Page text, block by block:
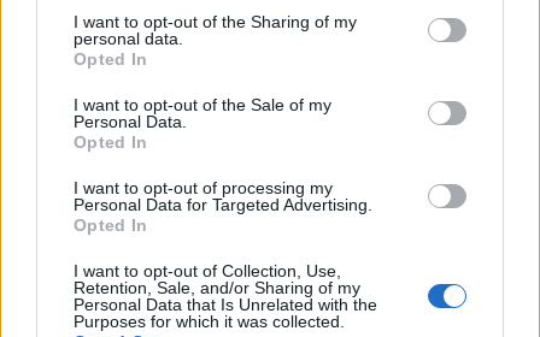
I want to opt-out of the Sharing of my
personal data.
Opted In
I want to opt-out of the Sale of my
Personal Data.
Opted In
I want to opt-out of processing my
Personal Data for Targeted Advertising.
Opted In
I want to opt-out of Collection, Use,
Retention, Sale, and/or Sharing of my
Personal Data that Is Unrelated with the
Purposes for which it was collected.
κατάφερε τελικά να συγκεντρώσει τα λύτρα.
Αφέθηκε ελεύθερος τον Ιούνιο,
τραυματισμένος
Στο μεταξύ, η φίλη του συνελήφθη όταν
Ταϊλάνδη. Αντιμετωπίζει κατηγορίες για απάτη
εμπορία ανθρώπων
καθυστερήσει, αλλά αναμένεται να προχωρήσει
σύντομα.